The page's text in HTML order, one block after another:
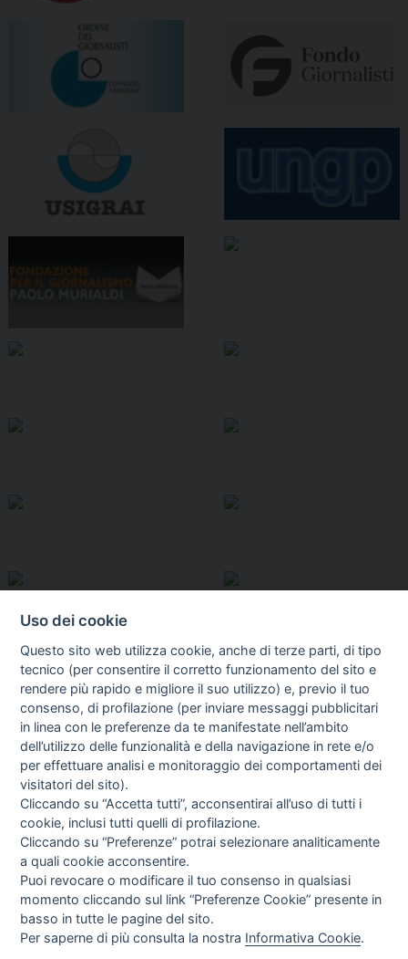
I libri Vedi tutti
Direttrice Responsabile: Alessandra Costante | Registrazione al Tribunale Civile
Uso dei cookie
Questo sito web utilizza cookie, anche di terze parti, di tipo
tecnico (per consentire il corretto funzionamento del sito e
rendere più rapido e migliore il suo utilizzo) e, previo il tuo
consenso, di profilazione (per inviare messaggi pubblicitari
in linea con le preferenze da te manifestate nell’ambito
dell’utilizzo delle funzionalità e della navigazione in rete e/o
per effettuare analisi e monitoraggio dei comportamenti dei
visitatori del sito).
Cliccando su “Accetta tutti”, acconsentirai all’uso di tutti i
cookie, inclusi tutti quelli di profilazione.
Cliccando su “Preferenze” potrai selezionare analiticamente
a quali cookie acconsentire.
Puoi revocare o modificare il tuo consenso in qualsiasi
momento cliccando sul link “Preferenze Cookie” presente in
basso in tutte le pagine del sito.
Per saperne di più consulta la nostra Informativa Cookie.